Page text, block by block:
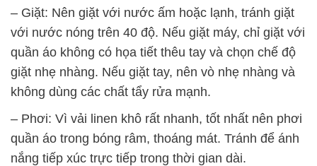
– Giặt: Nên giặt với nước ấm hoặc lạnh, tránh giặt
với nước nóng trên 40 độ. Nếu giặt máy, chỉ giặt với
quần áo không có họa tiết thêu tay và chọn chế độ
giặt nhẹ nhàng. Nếu giặt tay, nên vò nhẹ nhàng và
không dùng các chất tẩy rửa mạnh.
– Phơi: Vì vải linen khô rất nhanh, tốt nhất nên phơi
quần áo trong bóng râm, thoáng mát. Tránh để ánh
nắng tiếp xúc trực tiếp trong thời gian dài.